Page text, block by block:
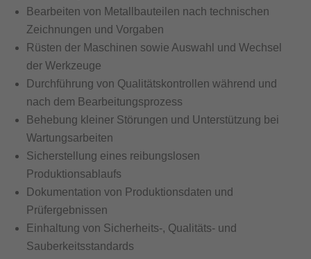
Bearbeiten von Metallbauteilen nach technischen
Zeichnungen und Vorgaben
Rüsten der Maschinen sowie Auswahl und Wechsel
der Werkzeuge
Durchführung von Qualitätskontrollen während und
nach dem Bearbeitungsprozess
Behebung kleiner Störungen und Unterstützung bei
Wartungsarbeiten
Sicherstellung eines reibungslosen
Produktionsablaufs
Dokumentation von Produktionsdaten und
Prüfergebnissen
Einhaltung von Sicherheits-, Qualitäts- und
Sauberkeitsstandards